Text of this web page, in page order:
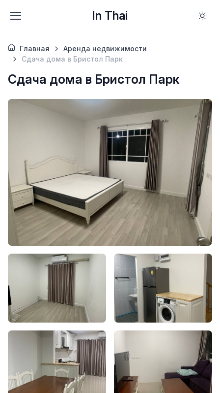
In Thai
Главная
Аренда недвижимости
Сдача дома в Бристол Парк
Сдача дома в Бристол Парк